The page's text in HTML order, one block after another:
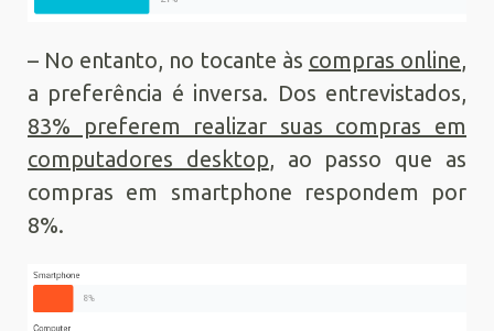
– No entanto, no tocante às compras online,
a preferência é inversa. Dos entrevistados,
83% preferem realizar suas compras em
computadores desktop, ao passo que as
compras em smartphone respondem por
8%.